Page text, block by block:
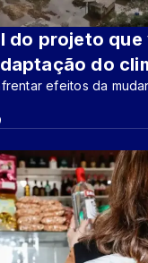
do projeto que
do
efeitos da